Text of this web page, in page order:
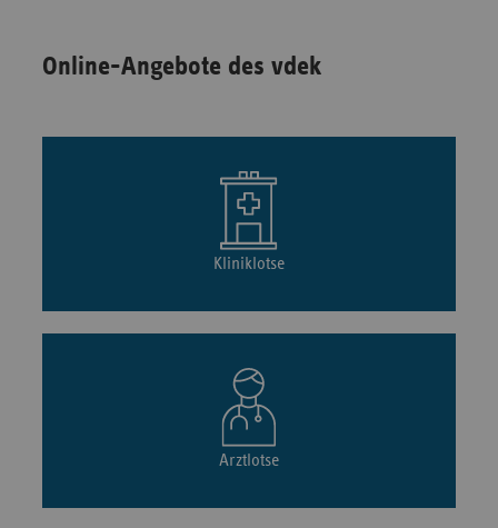
Online-Angebote des vdek
Kliniklotse
Arztlotse